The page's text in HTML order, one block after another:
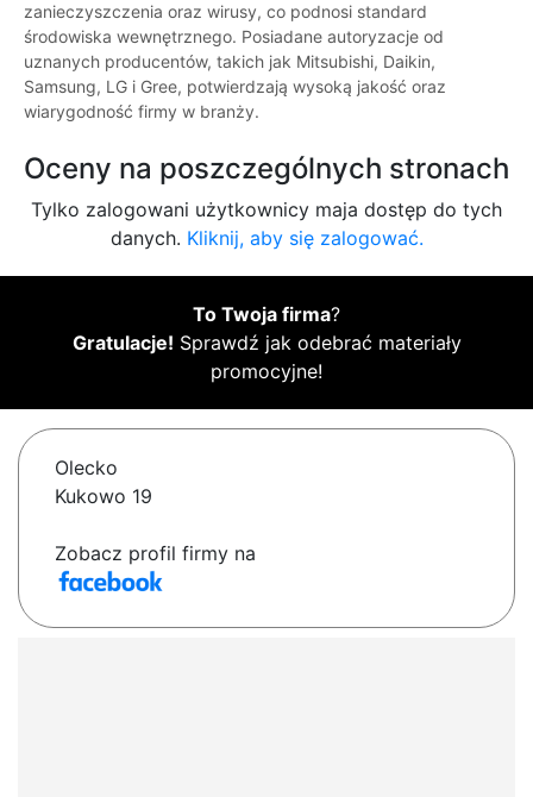
zanieczyszczenia oraz wirusy, co podnosi standard
środowiska wewnętrznego. Posiadane autoryzacje od
uznanych producentów, takich jak Mitsubishi, Daikin,
Samsung, LG i Gree, potwierdzają wysoką jakość oraz
wiarygodność firmy w branży.
Oceny na poszczególnych stronach
Tylko zalogowani użytkownicy maja dostęp do tych
danych. Kliknij, aby się zalogować.
To Twoja firma?
Gratulacje! Sprawdź jak odebrać materiały
promocyjne!
Olecko
Kukowo 19
Zobacz profil firmy na